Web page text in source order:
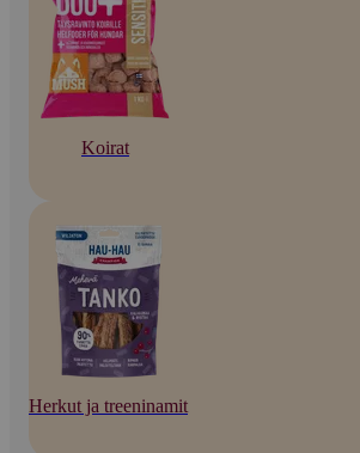
Koirat
Herkut ja treeninamit